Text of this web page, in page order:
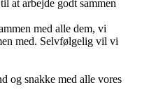
at arbejde godt sammen
med alle dem, vi
med. Selvfølgelig vil vi
og snakke med alle vores